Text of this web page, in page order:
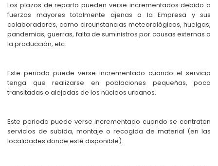
Los plazos de reparto pueden verse incrementados debido a
fuerzas mayores totalmente ajenas a la Empresa y sus
colaboradores, como circunstancias meteorológicas, huelgas,
pandemias, guerras, falta de suministros por causas externas a
la producción, etc.
Este periodo puede verse incrementado cuando el servicio
tenga que realizarse en poblaciones pequeñas, poco
transitadas o alejadas de los núcleos urbanos.
Este periodo puede verse incrementado cuando se contraten
servicios de subida, montaje o recogida de material (en las
localidades donde esté disponible).